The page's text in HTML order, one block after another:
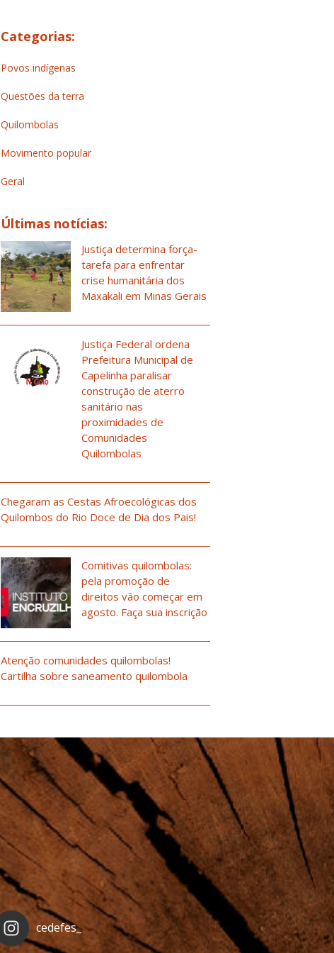
Categorias:
Povos indígenas
Questões da terra
Quilombolas
Movimento popular
Geral
Últimas notícias:
Justiça determina força-
tarefa para enfrentar
crise humanitária dos
Maxakali em Minas Gerais
Justiça Federal ordena
Prefeitura Municipal de
Capelinha paralisar
construção de aterro
sanitário nas
proximidades de
Comunidades
Quilombolas
Chegaram as Cestas Afroecológicas dos
Quilombos do Rio Doce de Dia dos Pais!
Comitivas quilombolas:
pela promoção de
direitos vão começar em
agosto. Faça sua inscrição
Atenção comunidades quilombolas!
Cartilha sobre saneamento quilombola
cedefes_